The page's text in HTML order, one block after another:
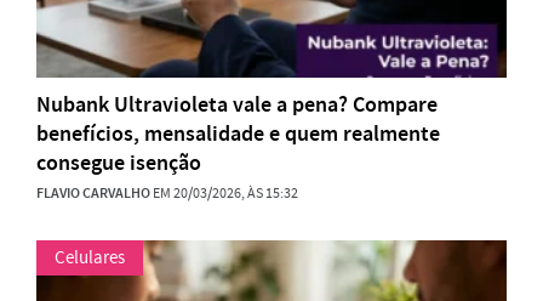
Nubank Ultravioleta vale a pena? Compare
benefícios, mensalidade e quem realmente
consegue isenção
FLAVIO CARVALHOEM 20/03/2026, ÀS 15:32
Celulares